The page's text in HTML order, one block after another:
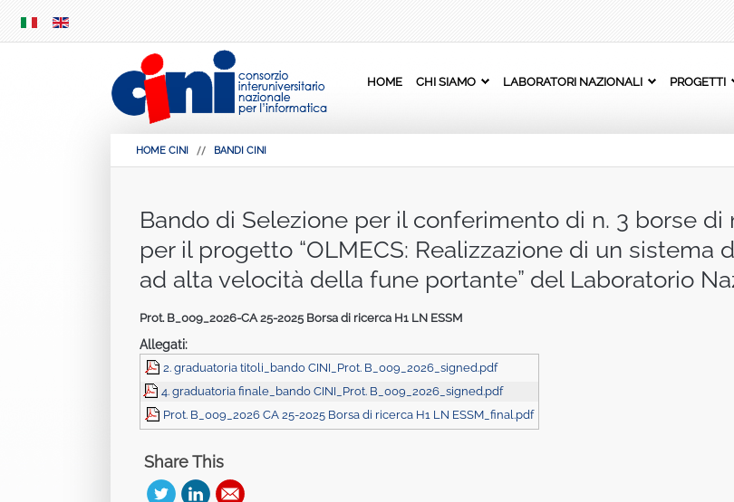
MENU
HOME CHI SIAMO LABORATORI NAZIONALI PROGETTI
HOME CINI BANDI CINI
Bando di Selezione per il conferimento di n. 3 borse
per il progetto “OLMECS: Realizzazione di un
ad alta velocità della fune portante” del Laboratorio
Prot. B_009_2026-CA 25-2025 Borsa di ricerca H1 LN ESSM
Allegati:
2. graduatoria titoli_bando CINI_Prot. B_009_2026_signed.pdf
4. graduatoria finale_bando CINI_Prot. B_009_2026_signed.pdf
Prot. B_009_2026 CA 25-2025 Borsa di ricerca H1 LN ESSM_final.pdf
Share This